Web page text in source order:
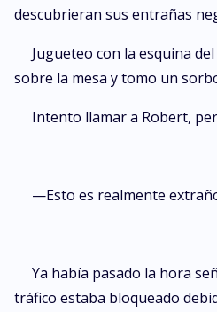
descubrieran sus entrañas
Jugueteo con la esquina
sobre la mesa y tomo un
Intento llamar a Robert,
—Esto es realmente
Ya había pasado la hora
tráfico estaba bloqueado